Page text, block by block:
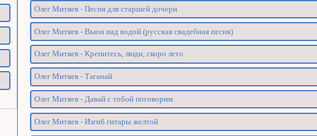
Олег Митяев - Песня для старшей дочери
Олег Митяев - Вьюн над водой (русская свадебная песня)
Олег Митяев - Крепитесь, люди, скоро лето
Олег Митяев - Таганай
Олег Митяев - Давай с тобой поговорим
Олег Митяев - Изгиб гитары желтой